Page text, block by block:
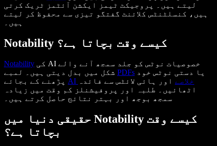
لیتے ہیں۔ پروجیکٹ ٹیمز ایکشن آئٹمز ٹریک کرتی
ہیں، کنسلٹنٹس کلائنٹ گفتگو تیزی سے محفوظ کر لیتے
ہیں۔
Notability کیسے وقت بچاتا ہے؟
Notability
PDFs
AI خلاصے اور ہائی لائٹس سے فائدہ
اٹھائیں۔ طلبہ اور پروفیشنلز کم وقت میں زیادہ
سمجھ بوجھ اور بہتر نتائج حاصل کرتے ہیں۔
حقیقی دنیا میں Notability کیسے وقت